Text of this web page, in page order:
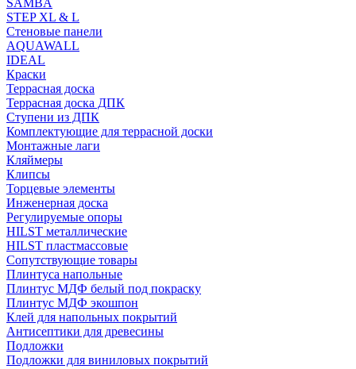
SAMBA
STEP XL & L
Стеновые панели
AQUAWALL
IDEAL
Краски
Террасная доска
Террасная доска ДПК
Ступени из ДПК
Комплектующие для террасной доски
Монтажные лаги
Кляймеры
Клипсы
Торцевые элементы
Инженерная доска
Регулируемые опоры
HILST металлические
HILST пластмассовые
Сопутствующие товары
Плинтуса напольные
Плинтус МДФ белый под покраску
Плинтус МДФ экошпон
Клей для напольных покрытий
Антисептики для древесины
Подложки
Подложки для виниловых покрытий